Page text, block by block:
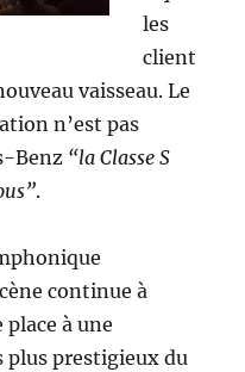
les
client
vaisseau. Le
n’est pas
Benz “la Classe S
.
continue à
place à une
plus prestigieux du